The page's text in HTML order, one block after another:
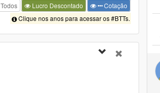
Todos Lucro Descontado
Cotação
Clique nos anos para acessar os #BTTs.